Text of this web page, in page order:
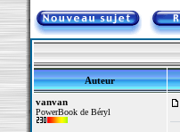
Auteur
vanvan
PowerBook de Béryl